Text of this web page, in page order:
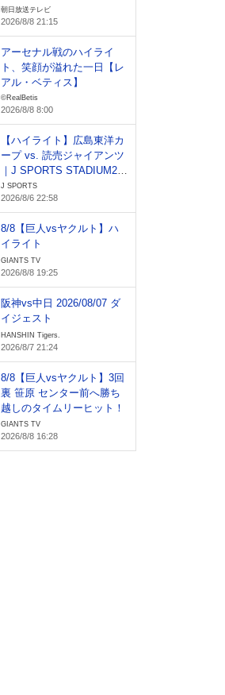
朝日放送テレビ
2026/8/8 21:15
アーセナル戦のハイライ
ト、笑顔が溢れた一日【レ
アル・ベティス】
©RealBetis
2026/8/8 8:00
【ハイライト】広島東洋カ
ープ vs. 読売ジャイアンツ
｜J SPORTS STADIUM20
26（8月6日）
J SPORTS
2026/8/6 22:58
8/8【巨人vsヤクルト】ハ
イライト
GIANTS TV
2026/8/8 19:25
阪神vs中日 2026/08/07 ダ
イジェスト
HANSHIN Tigers.
2026/8/7 21:24
8/8【巨人vsヤクルト】3回
裏 笹原 センター前へ勝ち
越しのタイムリーヒット！
GIANTS TV
2026/8/8 16:28